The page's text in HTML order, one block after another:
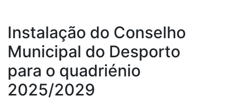
Instalação do Conselho
Municipal do Desporto
para o quadriénio
2025/2029